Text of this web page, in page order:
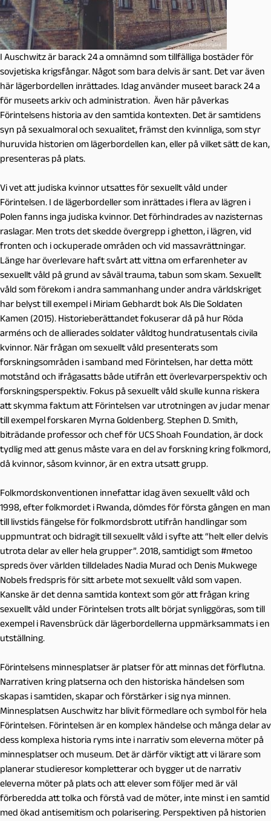
I Auschwitz är barack 24 a omnämnd som tillfälliga bostäder för
sovjetiska krigsfångar. Något som bara delvis är sant. Det var även
här lägerbordellen inrättades. Idag använder museet barack 24 a
för museets arkiv och administration. Även här påverkas
Förintelsens historia av den samtida kontexten. Det är samtidens
syn på sexualmoral och sexualitet, främst den kvinnliga, som styr
huruvida historien om lägerbordellen kan, eller på vilket sätt de kan,
presenteras på plats.
Vi vet att judiska kvinnor utsattes för sexuellt våld under
Förintelsen. I de lägerbordeller som inrättades i flera av lägren i
Polen fanns inga judiska kvinnor. Det förhindrades av nazisternas
raslagar. Men trots det skedde övergrepp i ghetton, i lägren, vid
fronten och i ockuperade områden och vid massavrättningar.
Länge har överlevare haft svårt att vittna om erfarenheter av
sexuellt våld på grund av såväl trauma, tabun som skam. Sexuellt
våld som förekom i andra sammanhang under andra världskriget
har belyst till exempel i Miriam Gebhardt bokAls Die Soldaten
Kamen (2015). Historieberättandet fokuserar då på hur Röda
arméns och de allierades soldater våldtog hundratusentals civila
kvinnor. När frågan om sexuellt våld presenterats som
forskningsområden i samband med Förintelsen, har detta mött
motstånd och ifrågasatts både utifrån ett överlevarperspektiv och
forskningsperspektiv. Fokus på sexuellt våld skulle kunna riskera
att skymma faktum att Förintelsen var utrotningen av judar menar
till exempel forskaren Myrna Goldenberg. Stephen D. Smith,
biträdande professor och chef för UCS Shoah Foundation, är dock
tydlig med att genus måste vara en del av forskning kring folkmord,
då kvinnor, såsom kvinnor, är en extra utsatt grupp.
Folkmordskonventionen innefattar idag även sexuellt våld och
1998, efter folkmordet i Rwanda, dömdes för första gången en man
till livstids fängelse för folkmordsbrott utifrån handlingar som
uppmuntrat och bidragit till sexuellt våld i syfte att “helt eller delvis
utrota delar av eller hela grupper”. 2018, samtidigt som #metoo
spreds över världen tilldelades Nadia Murad och Denis Mukwege
Nobels fredspris för sitt arbete mot sexuellt våld som vapen.
Kanske är det denna samtida kontext som gör att frågan kring
sexuellt våld under Förintelsen trots allt börjat synliggöras, som till
exempel i Ravensbrück där lägerbordellerna uppmärksammats i en
utställning.
Förintelsens minnesplatser är platser för att minnas det förflutna.
Narrativen kring platserna och den historiska händelsen som
skapas i samtiden, skapar och förstärker i sig nya minnen.
Minnesplatsen Auschwitz har blivit förmedlare och symbol för hela
Förintelsen. Förintelsen är en komplex händelse och många delar av
dess komplexa historia ryms inte i narrativ som eleverna möter på
minnesplatser och museum. Det är därför viktigt att vi lärare som
planerar studieresor kompletterar och bygger ut de narrativ
eleverna möter på plats och att elever som följer med är väl
förberedda att tolka och förstå vad de möter, inte minst i en samtid
med ökad antisemitism och polarisering. Perspektiven på historien